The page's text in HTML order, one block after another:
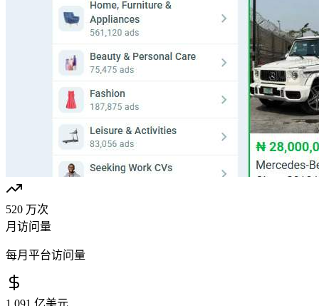
520 万次
月访问量
每月平台访问量
1.091 亿美元